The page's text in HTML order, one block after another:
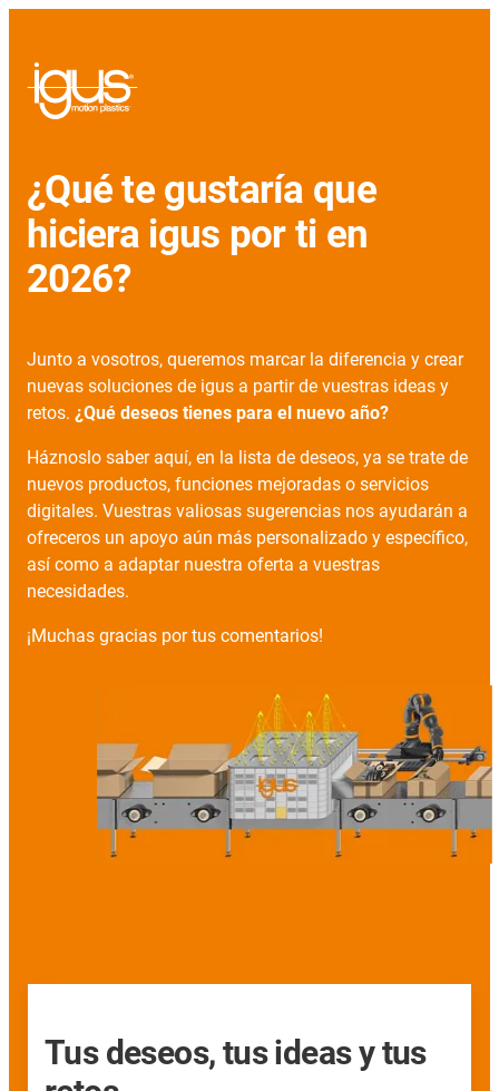
¿Qué te gustaría que
hiciera igus por ti en
2026?
Junto a vosotros, queremos marcar la diferencia y crear
nuevas soluciones de igus a partir de vuestras ideas y
retos. ¿Qué deseos tienes para el nuevo año?
Háznoslo saber aquí, en la lista de deseos, ya se trate de
nuevos productos, funciones mejoradas o servicios
digitales. Vuestras valiosas sugerencias nos ayudarán a
ofreceros un apoyo aún más personalizado y específico,
así como a adaptar nuestra oferta a vuestras
necesidades.
¡Muchas gracias por tus comentarios!
Tus deseos, tus ideas y tus